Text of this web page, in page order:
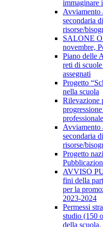
immaginare
Avviamento
secondaria
risorse/
SALONE
novembre,
Piano delle
reti di
assegnati
Progetto
nella scuola
Rilevazione
Avviamento
secondaria
risorse/
Progetto
AVVISO
fini della
per la
2023-2024
Permessi
studio (150
della